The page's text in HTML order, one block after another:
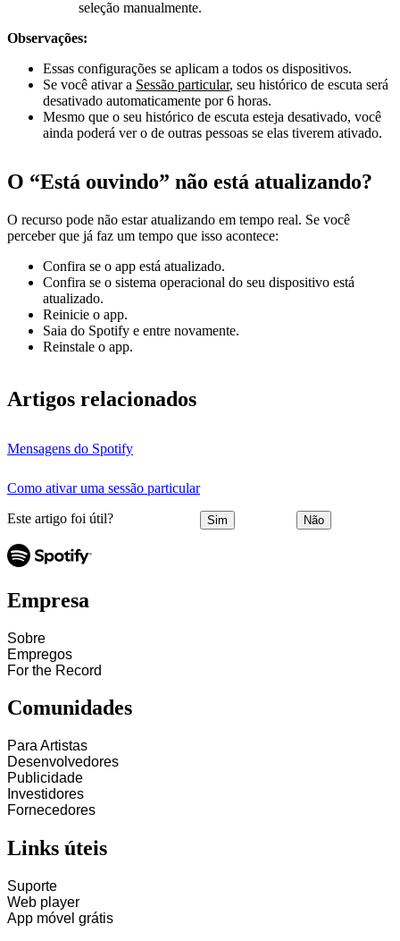
seleção manualmente.
Observações:
Essas configurações se aplicam a todos os dispositivos.
Se você ativar a Sessão particular, seu histórico de escuta será
desativado automaticamente por 6 horas.
Mesmo que o seu histórico de escuta esteja desativado, você
ainda poderá ver o de outras pessoas se elas tiverem ativado.
O “Está ouvindo” não está atualizando?
O recurso pode não estar atualizando em tempo real. Se você
perceber que já faz um tempo que isso acontece:
Confira se o app está atualizado.
Confira se o sistema operacional do seu dispositivo está
atualizado.
Reinicie o app.
Saia do Spotify e entre novamente.
Reinstale o app.
Artigos relacionados
Mensagens do Spotify
Como ativar uma sessão particular
Este artigo foi útil? Sim Não
Empresa
Sobre
Empregos
For the Record
Comunidades
Para Artistas
Desenvolvedores
Publicidade
Investidores
Fornecedores
Links úteis
Suporte
Web player
App móvel grátis